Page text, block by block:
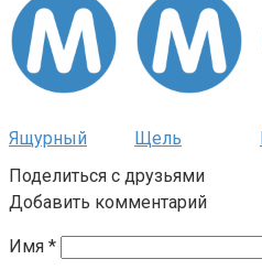
Ящурный Щель
Поделиться с друзьями
Добавить комментарий
Имя *